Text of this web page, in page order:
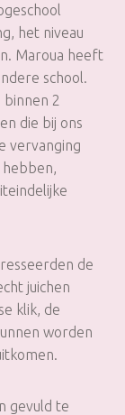
het niveau
Maroua heeft
school.
binnen 2
die bij ons
vervanging
de
juichen
klik, de
worden
gevuld te